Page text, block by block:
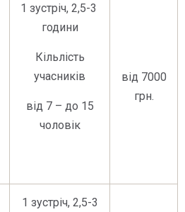
1 зустріч, 2,5-3
години
Кільлість
учасників
від 7 – до 15
чоловік
від 7000
грн.
1 зустріч, 2,5-3